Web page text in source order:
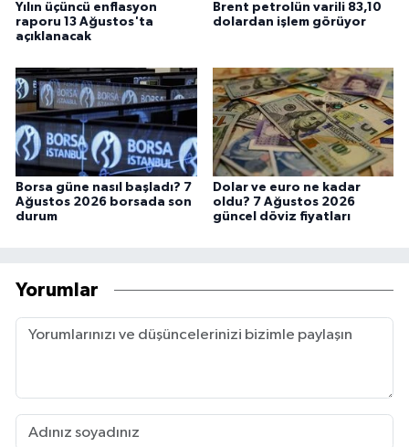
Yılın üçüncü enflasyon
raporu 13 Ağustos'ta
açıklanacak
Brent petrolün varili 83,10
dolardan işlem görüyor
Borsa güne nasıl başladı? 7
Ağustos 2026 borsada son
durum
Dolar ve euro ne kadar
oldu? 7 Ağustos 2026
güncel döviz fiyatları
Yorumlar